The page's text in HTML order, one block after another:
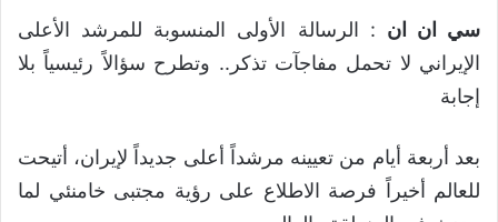
سي ان ان : الرسالة الأولى المنسوبة للمرشد الأعلى
الإيراني لا تحمل مفاجآت تذكر.. وتطرح سؤالاً رئيسياً بلا
إجابة
بعد أربعة أيام من تعيينه مرشداً أعلى جديداً لإيران، أتيحت
للعالم أخيراً فرصة الاطلاع على رؤية مجتبى خامنئي لما